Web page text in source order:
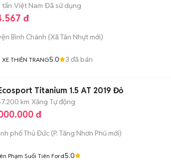
tấn Việt Nam Đã sử dụng
đ
Bình Chánh (Xã Tân Nhựt mới)
XE THIÊN TRANG5.0 3 đã bán
Titanium 1.5 AT 2019 Đỏ
km Xăng Tự động
đ
phố Thủ Đức (P. Tăng Nhơn Phú mới)
Phạm Suối Tiên Ford5.0